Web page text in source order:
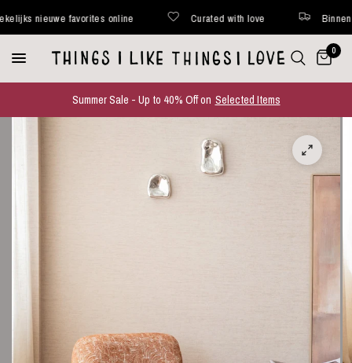
nieuwe favorites online Curated with love Binnen 48
0
Summer Sale - Up to 40% Off on Selected Items